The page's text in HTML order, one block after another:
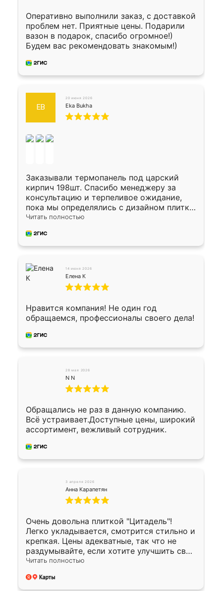
Оперативно выполнили заказ, с доставкой
проблем нет. Приятные цены. Подарили
вазон в подарок, спасибо огромное!)
Будем вас рекомендовать знакомым!)
EB
20 июня 2026
Eka Bukha
Заказывали термопанель под царский
кирпич 198шт. Спасибо менеджеру за
консультацию и терпеливое ожидание,
пока мы определялись с дизайном плитки.
Исполнен заказ в срок, спасибо
предоплата наличкой 50%. Накануне с
водителем договорились о доставке в
Окончательный расчет при получении.
Огромная благодарность водителю, помог
выгрузить. Получили коробку плитки на
Осталось дело за малым-монтировать)))
Подарили два больших вазона трапеция
из архитектурного бетона-красота.
Читать полностью
14 июня 2026
Елена К
Нравится компания! Не один год
обращаемся, профессионалы своего дела!
28 мая 2026
N N
Обращались не раз в данную компанию.
Всё устраивает.Доступные цены, широкий
ассортимент, вежливый сотрудник.
3 апреля 2026
Анна Карапетян
Очень довольна плиткой "Цитадель"!
Легко укладывается, смотрится стильно и
крепкая. Цены адекватные, так что не
раздумывайте, если хотите улучшить свой
двор!
Читать полностью